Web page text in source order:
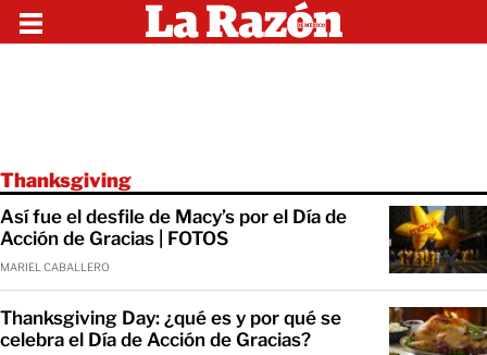
Thanksgiving
Así fue el desfile de Macy’s por el Día de
Acción de Gracias | FOTOS
MARIEL CABALLERO
Thanksgiving Day: ¿qué es y por qué se
celebra el Día de Acción de Gracias?